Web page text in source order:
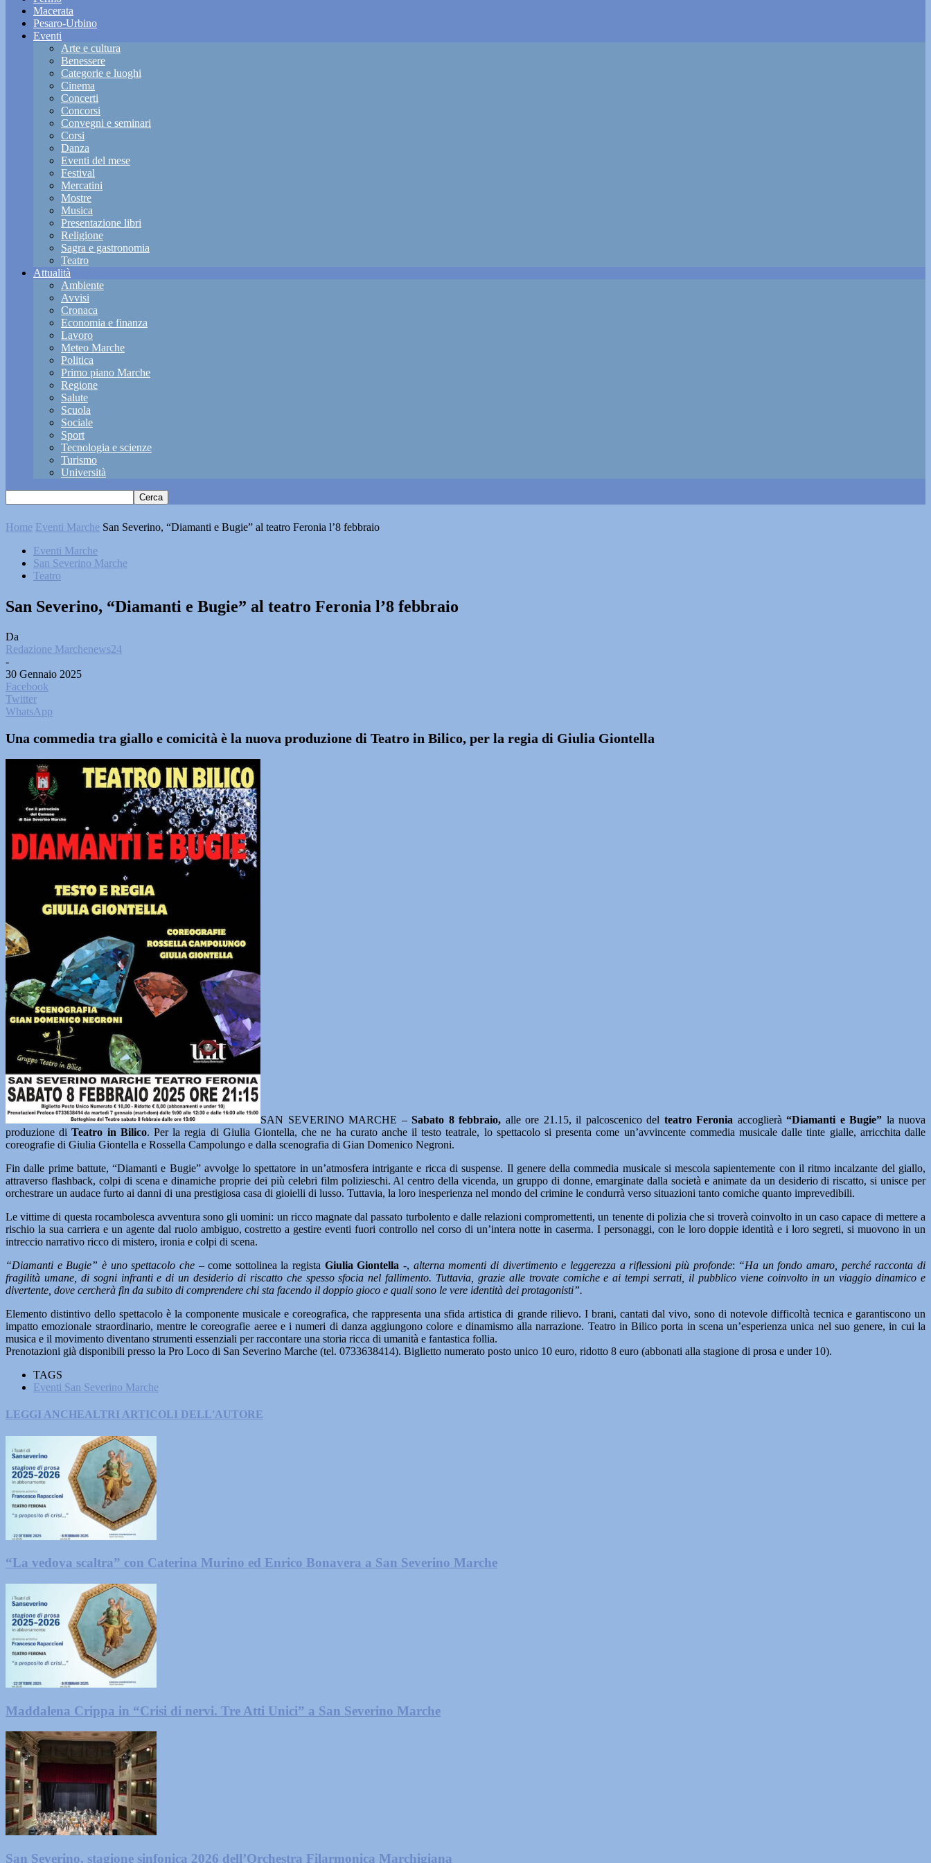
Macerata
Pesaro-Urbino
Eventi
Arte e cultura
Benessere
Categorie e luoghi
Cinema
Concerti
Concorsi
Convegni e seminari
Corsi
Danza
Eventi del mese
Festival
Mercatini
Mostre
Musica
Presentazione libri
Religione
Sagra e gastronomia
Teatro
Attualità
Ambiente
Avvisi
Cronaca
Economia e finanza
Lavoro
Meteo Marche
Politica
Primo piano Marche
Regione
Salute
Scuola
Sociale
Sport
Tecnologia e scienze
Turismo
Università
Home Eventi Marche San Severino, “Diamanti e Bugie” al teatro Feronia l’8 febbraio
Eventi Marche
San Severino Marche
Teatro
San Severino, “Diamanti e Bugie” al teatro Feronia l’8 febbraio
Da
Redazione Marchenews24
-
30 Gennaio 2025
Facebook
Twitter
WhatsApp
Una commedia tra giallo e comicità è la nuova produzione di Teatro in Bilico, per la regia di Giulia Giontella
SAN SEVERINO MARCHE – Sabato 8 febbraio, alle ore 21.15, il palcoscenico del teatro Feronia accoglierà “Diamanti e Bugie” la nuova
produzione diTeatro in Bilico. Per la regia di Giulia Giontella, che ne ha curato anche il testo teatrale, lo spettacolo si presenta come un’avvincente commedia musicale dalle tinte gialle, arricchita dalle
coreografie di Giulia Giontella e Rossella Campolungo e dalla scenografia di Gian Domenico Negroni.
Fin dalle prime battute, “Diamanti e Bugie” avvolge lo spettatore in un’atmosfera intrigante e ricca di suspense. Il genere della commedia musicale si mescola sapientemente con il ritmo incalzante del giallo,
attraverso flashback, colpi di scena e dinamiche proprie dei più celebri film polizieschi. Al centro della vicenda, un gruppo di donne, emarginate dalla società e animate da un desiderio di riscatto, si unisce per
orchestrare un audace furto ai danni di una prestigiosa casa di gioielli di lusso. Tuttavia, la loro inesperienza nel mondo del crimine le condurrà verso situazioni tanto comiche quanto imprevedibili.
Le vittime di questa rocambolesca avventura sono gli uomini: un ricco magnate dal passato turbolento e dalle relazioni compromettenti, un tenente di polizia che si troverà coinvolto in un caso capace di mettere a
rischio la sua carriera e un agente dal ruolo ambiguo, costretto a gestire eventi fuori controllo nel corso di un’intera notte in caserma. I personaggi, con le loro doppie identità e i loro segreti, si muovono in un
intreccio narrativo ricco di mistero, ironia e colpi di scena.
“Diamanti e Bugie” è uno spettacolo che– come sottolinea la regista Giulia Giontella -, alterna momenti di divertimento e leggerezza a riflessioni più profonde: “Ha un fondo amaro, perché racconta di
fragilità umane, di sogni infranti e di un desiderio di riscatto che spesso sfocia nel fallimento. Tuttavia, grazie alle trovate comiche e ai tempi serrati, il pubblico viene coinvolto in un viaggio dinamico e
divertente, dove cercherà fin da subito di comprendere chi sta facendo il doppio gioco e quali sono le vere identità dei protagonisti”.
Elemento distintivo dello spettacolo è la componente musicale e coreografica, che rappresenta una sfida artistica di grande rilievo. I brani, cantati dal vivo, sono di notevole difficoltà tecnica e garantiscono un
impatto emozionale straordinario, mentre le coreografie aeree e i numeri di danza aggiungono colore e dinamismo alla narrazione. Teatro in Bilico porta in scena un’esperienza unica nel suo genere, in cui la
musica e il movimento diventano strumenti essenziali per raccontare una storia ricca di umanità e fantastica follia.
Prenotazioni già disponibili presso la Pro Loco di San Severino Marche (tel. 0733638414). Biglietto numerato posto unico 10 euro, ridotto 8 euro (abbonati alla stagione di prosa e under 10).
TAGS
Eventi San Severino Marche
LEGGI ANCHEALTRI ARTICOLI DELL'AUTORE
“La vedova scaltra” con Caterina Murino ed Enrico Bonavera a San Severino Marche
Maddalena Crippa in “Crisi di nervi. Tre Atti Unici” a San Severino Marche
San Severino, stagione sinfonica 2026 dell’Orchestra Filarmonica Marchigiana